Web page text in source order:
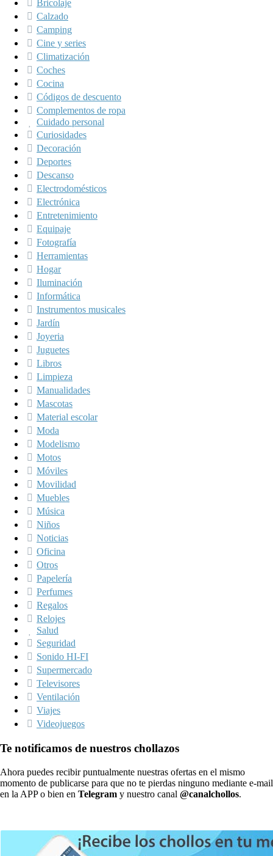
Bricolaje
Calzado
Camping
Cine y series
Climatización
Coches
Cocina
Códigos de descuento
Complementos de ropa
Cuidado personal
Curiosidades
Decoración
Deportes
Descanso
Electrodomésticos
Electrónica
Entretenimiento
Equipaje
Fotografía
Herramientas
Hogar
Iluminación
Informática
Instrumentos musicales
Jardín
Joyeria
Juguetes
Libros
Limpieza
Manualidades
Mascotas
Material escolar
Moda
Modelismo
Motos
Móviles
Movilidad
Muebles
Música
Niños
Noticias
Oficina
Otros
Papelería
Perfumes
Regalos
Relojes
Salud
Seguridad
Sonido HI-FI
Supermercado
Televisores
Ventilación
Viajes
Videojuegos
Te notificamos de nuestros chollazos
Ahora puedes recibir puntualmente nuestras ofertas en el mismo
momento de publicarse para que no te pierdas ninguno mediante e-mail
en la APP o bien en Telegram y nuestro canal @canalchollos.